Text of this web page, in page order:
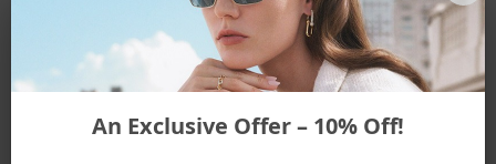
ADATTO A UNA FORMA VISO
An Exclusive Offer – 10% Off!